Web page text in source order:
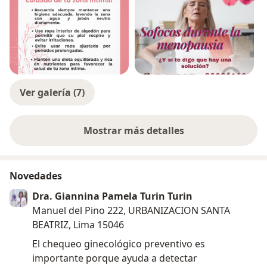
Ver galería (7)
Mostrar más detalles
sobre la experiencia
Novedades
Dra. Giannina Pamela Turin Turin
Manuel del Pino 222, URBANIZACION SANTA
BEATRIZ, Lima 15046
El chequeo ginecológico preventivo es
importante porque ayuda a detectar